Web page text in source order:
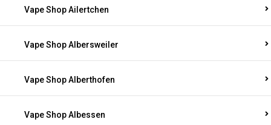
Vape Shop Ailertchen
Vape Shop Albersweiler
Vape Shop Alberthofen
Vape Shop Albessen